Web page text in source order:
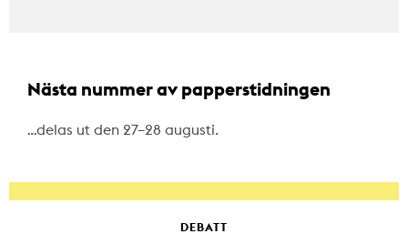
Nästa nummer av papperstidningen
…delas ut den 27–28 augusti.
DEBATT